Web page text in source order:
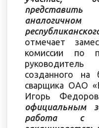
отмечает
комиссии по
созданного на
сварщика ОАО
Игорь
официальным
работа с